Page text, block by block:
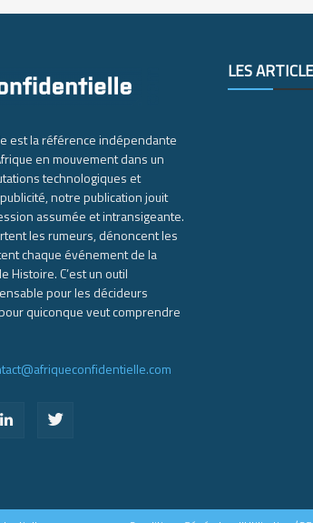
est la référence indépendante
en mouvement dans un
technologiques et
notre publication jouit
assumée et intransigeante.
les rumeurs, dénoncent les
chaque événement de la
Histoire. C’est un outil
pour les décideurs
quiconque veut comprendre
LES